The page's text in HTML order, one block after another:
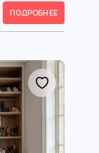
ПОДРОБНЕЕ